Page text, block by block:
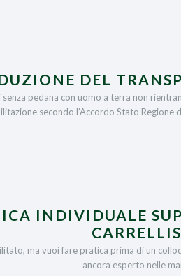
DEL
pedana con uomo a terra non
secondo l’Accordo Stato
INDIVIDUALE
ma vuoi fare pratica prima di un
ancora esperto nelle